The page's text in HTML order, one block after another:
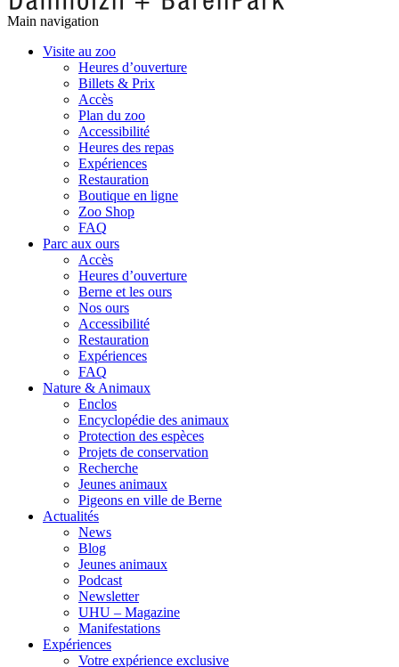
Main navigation
Visite au zoo
Heures d’ouverture
Billets & Prix
Accès
Plan du zoo
Accessibilité
Heures des repas
Expériences
Restauration
Boutique en ligne
Zoo Shop
FAQ
Parc aux ours
Accès
Heures d’ouverture
Berne et les ours
Nos ours
Accessibilité
Restauration
Expériences
FAQ
Nature & Animaux
Enclos
Encyclopédie des animaux
Protection des espèces
Projets de conservation
Recherche
Jeunes animaux
Pigeons en ville de Berne
Actualités
News
Blog
Jeunes animaux
Podcast
Newsletter
UHU – Magazine
Manifestations
Expériences
Votre expérience exclusive